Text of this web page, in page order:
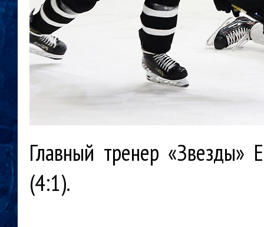
Главный тренер «Звезды»
(4:1).